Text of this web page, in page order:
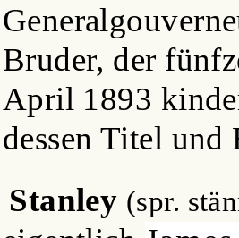
Bruder, der
April 1893
dessen Titel und
Stanley (spr.